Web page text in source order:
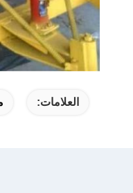
العلامات: